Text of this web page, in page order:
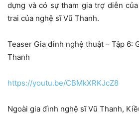
dựng và có sự tham gia trợ diễn
trai của nghệ sĩ Vũ Thanh.
Teaser Gia đình nghệ thuật – Tập 6:
Thanh
https://youtu.be/CBMkXRKJcZ8
Ngoài gia đình nghệ sĩ Vũ Thanh,